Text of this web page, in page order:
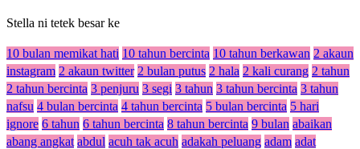
Stella ni tetek besar ke
10 bulan memikat hati 10 tahun bercinta 10 tahun berkawan 2 akaun
instagram 2 akaun twitter 2 bulan putus 2 hala 2 kali curang 2 tahun
2 tahun bercinta 3 penjuru 3 segi 3 tahun 3 tahun bercinta 3 tahun
nafsu 4 bulan bercinta 4 tahun bercinta 5 bulan bercinta 5 hari
ignore 6 tahun 6 tahun bercinta 8 tahun bercinta 9 bulan abaikan
abang angkat abdul acuh tak acuh adakah peluang adam adat